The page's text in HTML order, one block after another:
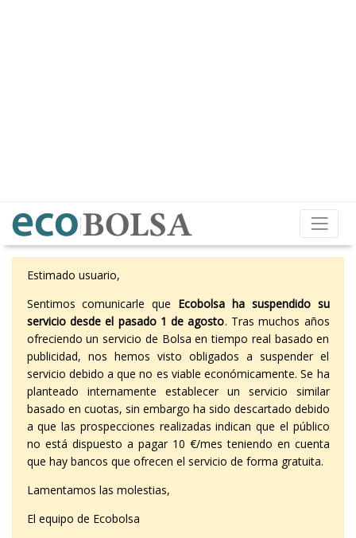
Estimado usuario,
Sentimos comunicarle que Ecobolsa ha suspendido su
servicio desde el pasado 1 de agosto. Tras muchos años
ofreciendo un servicio de Bolsa en tiempo real basado en
publicidad, nos hemos visto obligados a suspender el
servicio debido a que no es viable económicamente. Se ha
planteado internamente establecer un servicio similar
basado en cuotas, sin embargo ha sido descartado debido
a que las prospecciones realizadas indican que el público
no está dispuesto a pagar 10 €/mes teniendo en cuenta
que hay bancos que ofrecen el servicio de forma gratuita.
Lamentamos las molestias,
El equipo de Ecobolsa